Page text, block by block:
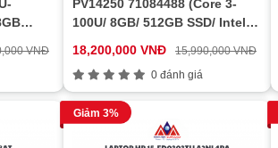
OS)
VNĐ
PV14250 71084488 (Core 3-
100U/ 8GB/ 512GB SSD/ Intel
18,200,000 VNĐ
15,990,000 VNĐ
0 đánh giá
Giảm 3%